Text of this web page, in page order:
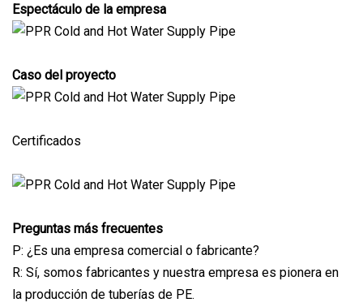
Espectáculo de la empresa
Caso del proyecto
Certificados
Preguntas más frecuentes
P: ¿Es una empresa comercial o fabricante?
R: Sí, somos fabricantes y nuestra empresa es pionera en
la producción de tuberías de PE.